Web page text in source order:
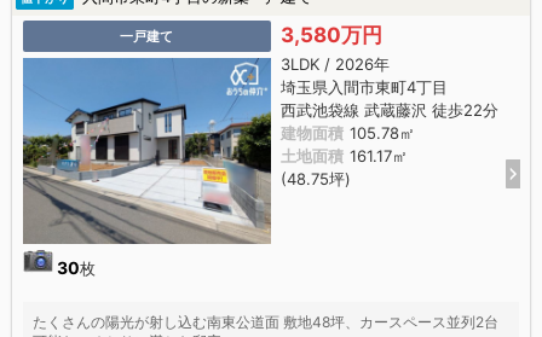
一戸建て
30枚
3,580万円
3LDK / 2026年
埼玉県入間市東町4丁目
西武池袋線 武蔵藤沢 徒歩22分
建物面積 105.78㎡
土地面積 161.17㎡
(48.75坪)
たくさんの陽光が射し込む南東公道面 敷地48坪、カースペース並列2台